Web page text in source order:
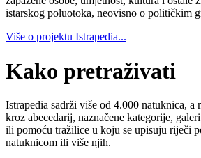
istarskog poluotoka, neovisno o političkim
Više o projektu Istrapedia...
Kako pretraživati
Istrapedia sadrži više od 4.000 natuknica, a
kroz abecedarij, naznačene kategorije,
ili pomoću tražilice u koju se upisuju riječi
natuknicom ili više njih.